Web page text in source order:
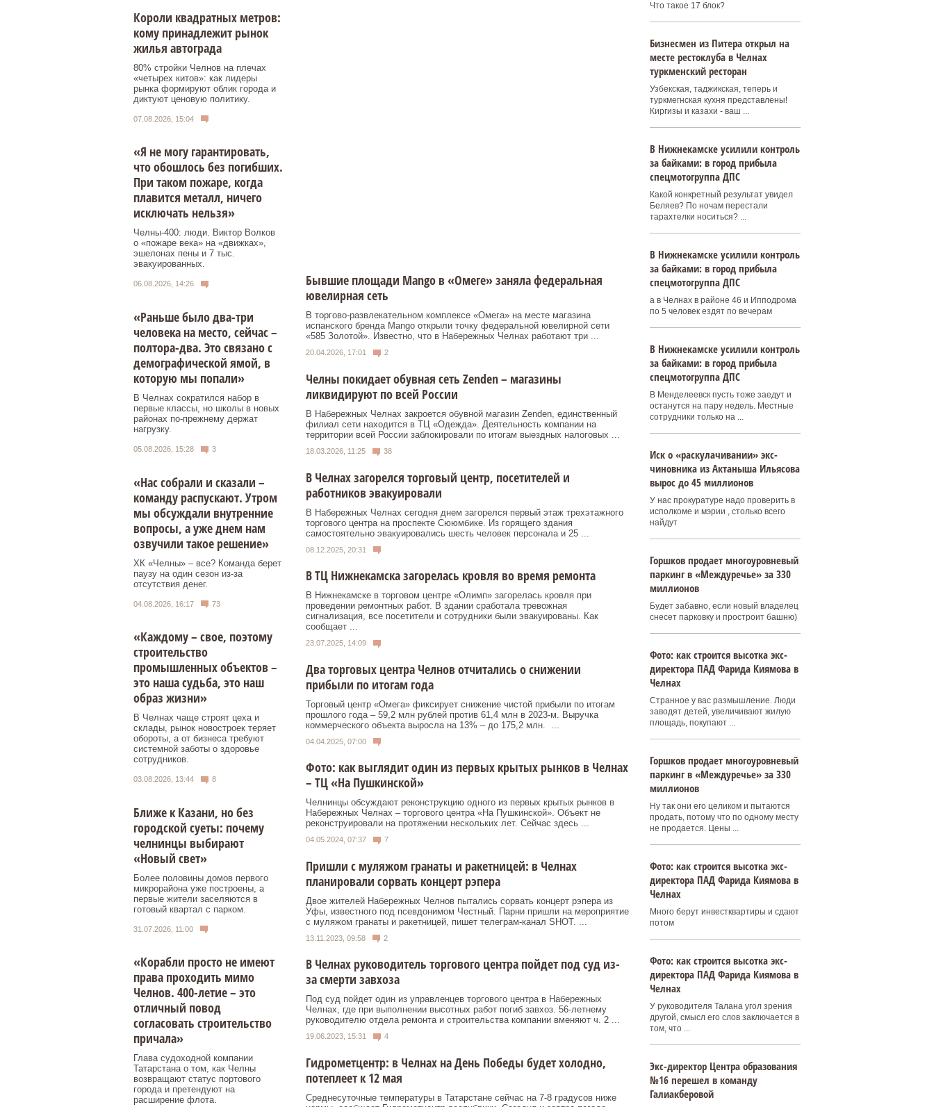
Короли квадратных метров:
кому принадлежит рынок
жилья автограда
80% стройки Челнов на плечах
«четырех китов»: как лидеры
рынка формируют облик города и
диктуют ценовую политику.
07.08.2026, 15:04
«Я не могу гарантировать,
что обошлось без погибших.
При таком пожаре, когда
плавится металл, ничего
исключать нельзя»
Челны-400: люди. Виктор Волков
о «пожаре века» на «движках»,
эшелонах пены и 7 тыс.
эвакуированных.
06.08.2026, 14:26
«Раньше было два-три
человека на место, сейчас –
полтора-два. Это связано с
демографической ямой, в
которую мы попали»
В Челнах сократился набор в
первые классы, но школы в новых
районах по-прежнему держат
нагрузку.
05.08.2026, 15:28 3
«Нас собрали и сказали –
команду распускают. Утром
мы обсуждали внутренние
вопросы, а уже днем нам
озвучили такое решение»
ХК «Челны» – все? Команда берет
паузу на один сезон из-за
отсутствия денег.
04.08.2026, 16:17 73
«Каждому – свое, поэтому
строительство
промышленных объектов –
это наша судьба, это наш
образ жизни»
В Челнах чаще строят цеха и
склады, рынок новостроек теряет
обороты, а от бизнеса требуют
системной заботы о здоровье
сотрудников.
03.08.2026, 13:44 8
Ближе к Казани, но без
городской суеты: почему
челнинцы выбирают
«Новый свет»
Более половины домов первого
микрорайона уже построены, а
первые жители заселяются в
готовый квартал с парком.
31.07.2026, 11:00
«Корабли просто не имеют
права проходить мимо
Челнов. 400-летие – это
отличный повод
согласовать строительство
причала»
Глава судоходной компании
Татарстана о том, как Челны
возвращают статус портового
города и претендуют на
расширение флота.
Бывшие площади Mango в «Омеге» заняла федеральная
ювелирная сеть
В торгово-развлекательном комплексе «Омега» на месте магазина
испанского бренда Mango открыли точку федеральной ювелирной сети
«585 Золотой». Известно, что в Набережных Челнах работают три ...
20.04.2026, 17:01 2
Челны покидает обувная сеть Zenden – магазины
ликвидируют по всей России
В Набережных Челнах закроется обувной магазин Zenden, единственный
филиал сети находится в ТЦ «Одежда». Деятельность компании на
территории всей России заблокировали по итогам выездных налоговых ...
18.03.2026, 11:25 38
В Челнах загорелся торговый центр, посетителей и
работников эвакуировали
В Набережных Челнах сегодня днем загорелся первый этаж трехэтажного
торгового центра на проспекте Сююмбике. Из горящего здания
самостоятельно эвакуировались шесть человек персонала и 25 ...
08.12.2025, 20:31
В ТЦ Нижнекамска загорелась кровля во время ремонта
В Нижнекамске в торговом центре «Олимп» загорелась кровля при
проведении ремонтных работ. В здании сработала тревожная
сигнализация, все посетители и сотрудники были эвакуированы. Как
сообщает ...
23.07.2025, 14:09
Два торговых центра Челнов отчитались о снижении
прибыли по итогам года
Торговый центр «Омега» фиксирует снижение чистой прибыли по итогам
прошлого года – 59,2 млн рублей против 61,4 млн в 2023-м. Выручка
коммерческого объекта выросла на 13% – до 175,2 млн. ...
04.04.2025, 07:00
Фото: как выглядит один из первых крытых рынков в Челнах
– ТЦ «На Пушкинской»
Челнинцы обсуждают реконструкцию одного из первых крытых рынков в
Набережных Челнах – торгового центра «На Пушкинской». Объект не
реконструировали на протяжении нескольких лет. Сейчас здесь ...
04.05.2024, 07:37 7
Пришли с муляжом гранаты и ракетницей: в Челнах
планировали сорвать концерт рэпера
Двое жителей Набережных Челнов пытались сорвать концерт рэпера из
Уфы, известного под псевдонимом Честный. Парни пришли на мероприятие
с муляжом гранаты и ракетницей, пишет телеграм-канал SHOT. ...
13.11.2023, 09:58 2
В Челнах руководитель торгового центра пойдет под суд из-
за смерти завхоза
Под суд пойдет один из управленцев торгового центра в Набережных
Челнах, где при выполнении высотных работ погиб завхоз. 56-летнему
руководителю отдела ремонта и строительства компании вменяют ч. 2 ...
19.06.2023, 15:31 4
Гидрометцентр: в Челнах на День Победы будет холодно,
потеплеет к 12 мая
Среднесуточные температуры в Татарстане сейчас на 7-8 градусов ниже
Что такое 17 блок?
Бизнесмен из Питера открыл на
месте рестоклуба в Челнах
туркменский ресторан
Узбекская, таджикская, теперь и
туркмегнская кухня представлены!
Киргизы и казахи - ваш ...
В Нижнекамске усилили контроль
за байками: в город прибыла
спецмотогруппа ДПС
Какой конкретный результат увидел
Беляев? По ночам перестали
тарахтелки носиться? ...
В Нижнекамске усилили контроль
за байками: в город прибыла
спецмотогруппа ДПС
а в Челнах в районе 46 и Ипподрома
по 5 человек ездят по вечерам
В Нижнекамске усилили контроль
за байками: в город прибыла
спецмотогруппа ДПС
В Менделеевск пусть тоже заедут и
останутся на пару недель. Местные
сотрудники только на ...
Иск о «раскулачивании» экс-
чиновника из Актаныша Ильясова
вырос до 45 миллионов
У нас прокуратуре надо проверить в
исполкоме и мэрии , столько всего
найдут
Горшков продает многоуровневый
паркинг в «Междуречье» за 330
миллионов
Будет забавно, если новый владелец
снесет парковку и простроит башню)
Фото: как строится высотка экс-
директора ПАД Фарида Киямова в
Челнах
Странное у вас размышление. Люди
заводят детей, увеличивают жилую
площадь, покупают ...
Горшков продает многоуровневый
паркинг в «Междуречье» за 330
миллионов
Ну так они его целиком и пытаются
продать, потому что по одному месту
не продается. Цены ...
Фото: как строится высотка экс-
директора ПАД Фарида Киямова в
Челнах
Много берут инвестквартиры и сдают
потом
Фото: как строится высотка экс-
директора ПАД Фарида Киямова в
Челнах
У руководителя Талана угол зрения
другой, смысл его слов заключается в
том, что ...
Экс-директор Центра образования
№16 перешел в команду
Галиакберовой